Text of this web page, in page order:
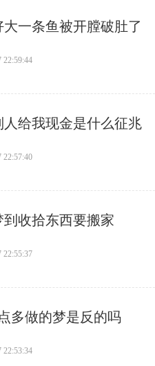
大一条鱼被开膛破肚了
22:59:44
人给我现金是什么征兆
22:57:40
到收拾东西要搬家
22:55:37
多做的梦是反的吗
22:53:34